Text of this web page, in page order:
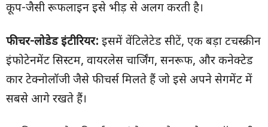
कूप-जैसी रूफलाइन इसे भीड़ से अलग करती है।
फीचर-लोडेड इंटीरियर: इसमें वेंटिलेटेड सीटें, एक बड़ा टचस्क्रीन
इंफोटेनमेंट सिस्टम, वायरलेस चार्जिंग, सनरूफ, और कनेक्टेड
कार टेक्नोलॉजी जैसे फीचर्स मिलते हैं जो इसे अपने सेगमेंट में
सबसे आगे रखते हैं।